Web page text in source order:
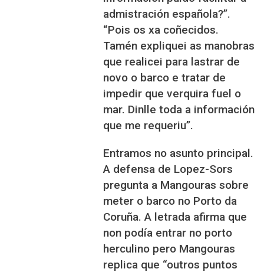
admistración española?”.
“Pois os xa coñecidos.
Tamén expliquei as manobras
que realicei para lastrar de
novo o barco e tratar de
impedir que verquira fuel o
mar. Dinlle toda a información
que me requeriu”.
Entramos no asunto principal.
A defensa de Lopez-Sors
pregunta a Mangouras sobre
meter o barco no Porto da
Coruña. A letrada afirma que
non podía entrar no porto
herculino pero Mangouras
replica que “outros puntos